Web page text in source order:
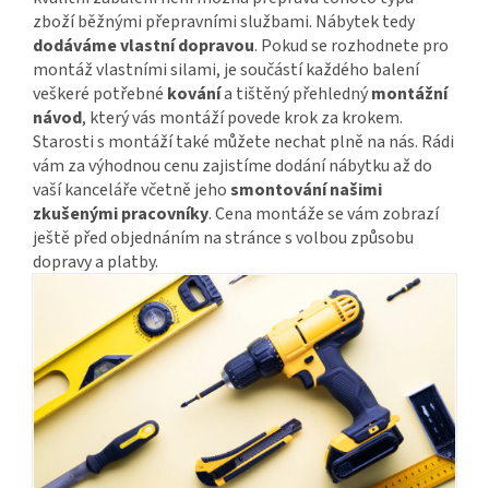
zboží běžnými přepravními službami. Nábytek tedy
dodáváme vlastní dopravou. Pokud se rozhodnete pro
montáž vlastními silami, je součástí každého balení
veškeré potřebné kovánía tištěný přehlednýmontážní
návod, který vás montáží povede krok za krokem.
Starosti s montáží také můžete nechat plně na nás. Rádi
vám za výhodnou cenu zajistíme dodání nábytku až do
vaší kanceláře včetně jehosmontování našimi
zkušenými pracovníky. Cena montáže se vám zobrazí
ještě před objednáním na stránce s volbou způsobu
dopravy a platby.